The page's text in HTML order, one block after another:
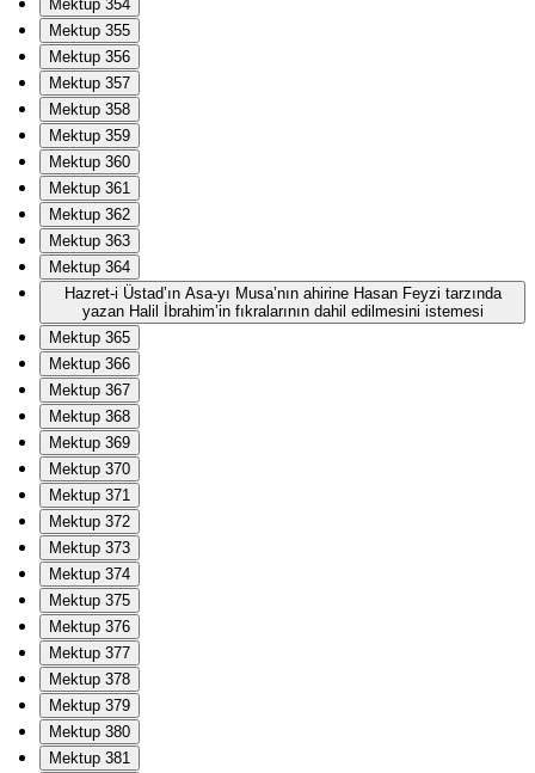
Mektup 354
Mektup 355
Mektup 356
Mektup 357
Mektup 358
Mektup 359
Mektup 360
Mektup 361
Mektup 362
Mektup 363
Mektup 364
Hazret-i Üstad’ın Asa-yı Musa’nın ahirine Hasan Feyzi tarzında
yazan Halil İbrahim’in fıkralarının dahil edilmesini istemesi
Mektup 365
Mektup 366
Mektup 367
Mektup 368
Mektup 369
Mektup 370
Mektup 371
Mektup 372
Mektup 373
Mektup 374
Mektup 375
Mektup 376
Mektup 377
Mektup 378
Mektup 379
Mektup 380
Mektup 381